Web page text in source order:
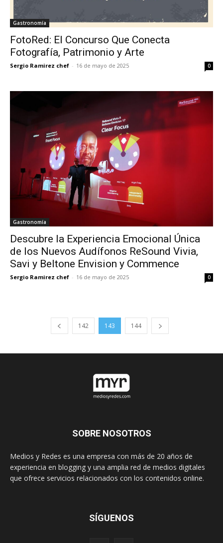
Gastronomía
FotoRed: El Concurso Que Conecta
Fotografía, Patrimonio y Arte
Sergio Ramirez chef - 16 de mayo de 2025 0
Gastronomía
Descubre la Experiencia Emocional Única
de los Nuevos Audífonos ReSound Vivia,
Savi y Beltone Envision y Commence
Sergio Ramirez chef - 16 de mayo de 2025 0
142 143 144
SOBRE NOSOTROS
Medios y Redes es una empresa con más de 20 años de
experiencia en blogging y una amplia red de medios digitales
que ofrece servicios relacionados con los contenidos online.
SÍGUENOS